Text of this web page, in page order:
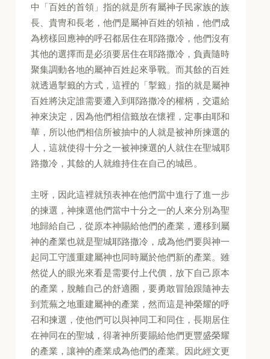
中「百姓的首領」指的就是所有屬神子民家族的族
長、貴冑和長老，他們是屬神百姓的領袖，他們成
為榜樣回應神的呼召都居住在耶路撒冷，他們沒有
其他的選擇而是必須要居住在耶路撒冷，負責隨時
聚集調動各地的屬神百姓起來爭戰。而其餘的百姓
就透過掣籤的方式，這裡的「掣籤」指的就是屬神
百姓將決定誰需要遷入到耶路撒冷的權柄，交還給
神來決定，因為他們相信籤放在懷裡，定事由耶和
華，所以他們相信所被抽中的人就是被神所揀選的
人，這就使得十分之一被神揀選的人就住在聖城耶
路撒冷，其餘的人就維持住在自己的城邑。
主呀，因此這裡就預表神在他們當中進行了進一步
的揀選，神揀選他們當中十分之一的人來分別為聖
地歸給自己，從原本神賜給他們的產業，遷移到屬
神的產業也就是聖城耶路撒冷，成為他們要與神一
起同工守護重建屬神也同時屬於他們新的產業。雖
然從人的眼光來看是需要付上代價，放下自己原本
的產業，脫離自己的舒適圈，要勇敢冒險跟隨神去
到荒蕪之地重建屬神的產業，然而這是神榮耀的呼
召和揀選，使他們可以與神同工和同住，長期居住
在神同在的聖城，得著神所要賜給他們更豐盛榮耀
的產業，讓神的產業成為他們的產業。因此經文更